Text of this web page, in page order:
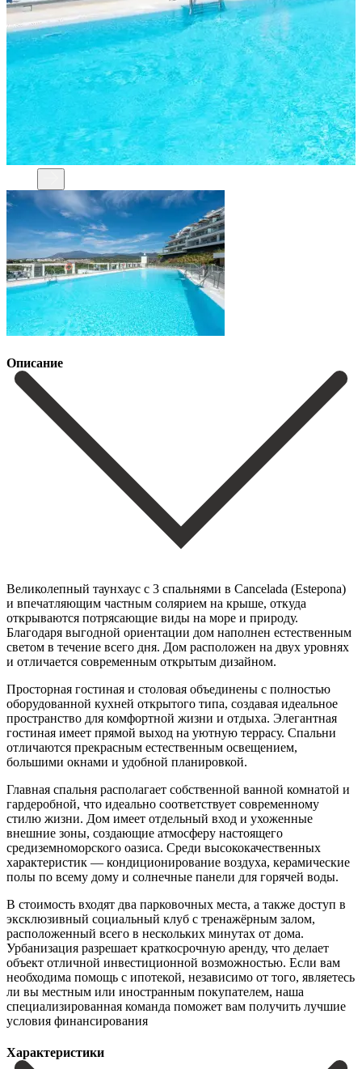
Описание
Великолепный таунхаус с 3 спальнями в Cancelada (Estepona)
и впечатляющим частным солярием на крыше, откуда
открываются потрясающие виды на море и природу.
Благодаря выгодной ориентации дом наполнен естественным
светом в течение всего дня. Дом расположен на двух уровнях
и отличается современным открытым дизайном.
Просторная гостиная и столовая объединены с полностью
оборудованной кухней открытого типа, создавая идеальное
пространство для комфортной жизни и отдыха. Элегантная
гостиная имеет прямой выход на уютную террасу. Спальни
отличаются прекрасным естественным освещением,
большими окнами и удобной планировкой.
Главная спальня располагает собственной ванной комнатой и
гардеробной, что идеально соответствует современному
стилю жизни. Дом имеет отдельный вход и ухоженные
внешние зоны, создающие атмосферу настоящего
средиземноморского оазиса. Среди высококачественных
характеристик — кондиционирование воздуха, керамические
полы по всему дому и солнечные панели для горячей воды.
В стоимость входят два парковочных места, а также доступ в
эксклюзивный социальный клуб с тренажёрным залом,
расположенный всего в нескольких минутах от дома.
Урбанизация разрешает краткосрочную аренду, что ‌делает
‌объект ‌отличной ‌инвестиционной возможностью. Если ‌вам
необходима ‌помощь с ипотекой, независимо от того, являетесь
ли ‌вы местным ‌или иностранным ‌покупателем, наша
специализированная ‌команда ‌поможет ‌вам ‌получить ‌лучшие
‌условия ‌финансирования
Характеристики